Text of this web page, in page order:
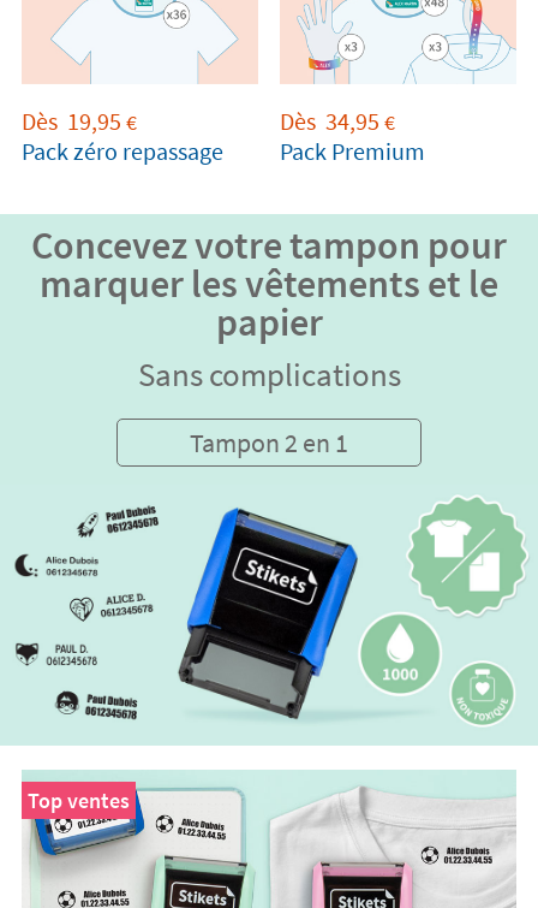
Dès 19,95 €
Pack zéro repassage
Dès 34,95 €
Pack Premium
Concevez votre tampon pour
marquer les vêtements et le
papier
Sans complications
Tampon 2 en 1
Top ventes